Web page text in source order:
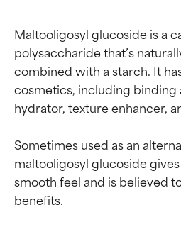
Maltooligosyl glucoside is a
polysaccharide that’s
combined with a starch. It
cosmetics, including binding
hydrator, texture enhancer,
Sometimes used as an
maltooligosyl glucoside
smooth feel and is believed
benefits.